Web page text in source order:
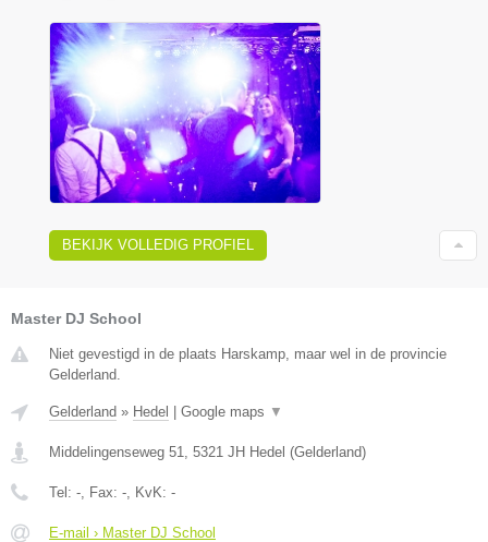
BEKIJK VOLLEDIG PROFIEL
Master DJ School
Niet gevestigd in de plaats Harskamp, maar wel in de provincie
Gelderland.
Gelderland » Hedel Google maps ▼
Middelingenseweg 51 5321 JH Hedel (Gelderland)
Tel: - , Fax: - , KvK: -
E-mail › Master DJ School